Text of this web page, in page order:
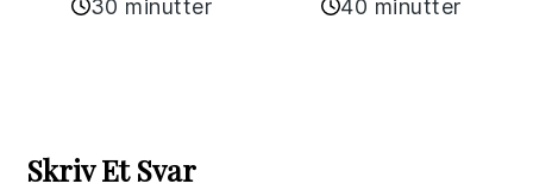
30 minutter 40 minutter
Interactions
Skriv Et Svar